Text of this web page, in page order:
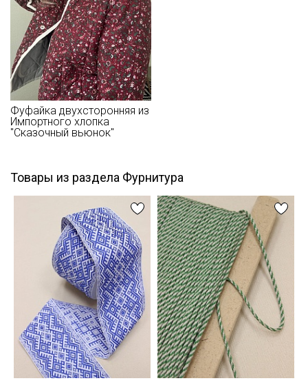
Фуфайка двухсторонняя из
Импортного хлопка
"Сказочный вьюнок"
Товары из раздела Фурнитура